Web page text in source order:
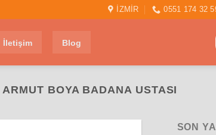
İZMİR 0551 174 32
İletişim Blog
BOYA BADANA USTASI
SON